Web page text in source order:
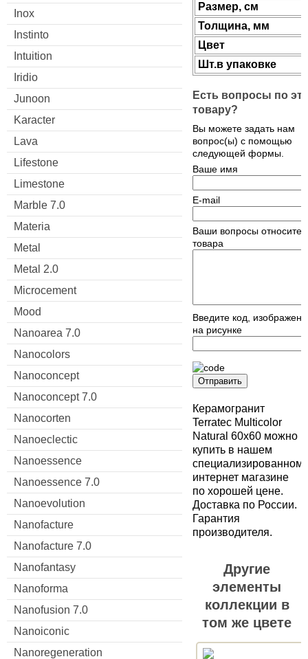
Inox
Instinto
Intuition
Iridio
Junoon
Karacter
Lava
Lifestone
Limestone
Marble 7.0
Materia
Metal
Metal 2.0
Microcement
Mood
Nanoarea 7.0
Nanocolors
Nanoconcept
Nanoconcept 7.0
Nanocorten
Nanoeclectic
Nanoessence
Nanoessence 7.0
Nanoevolution
Nanofacture
Nanofacture 7.0
Nanofantasy
Nanoforma
Nanofusion 7.0
Nanoiconic
Nanoregeneration
Размер, см
Толщина, мм
Цвет
Шт.в упаковке
Есть вопросы по
товару?
Вы можете задать нам
вопрос(ы) с помощью
следующей формы.
Ваше имя
E-mail
Ваши вопросы
товара
Введите код,
на рисунке
Отправить
Керамогранит
Terratec Multicolor
Natural 60x60 можно
купить в нашем
специализированном
интернет магазине
по хорошей цене.
Доставка по России.
Гарантия
производителя.
Другие
элементы
коллекции в
том же цвете